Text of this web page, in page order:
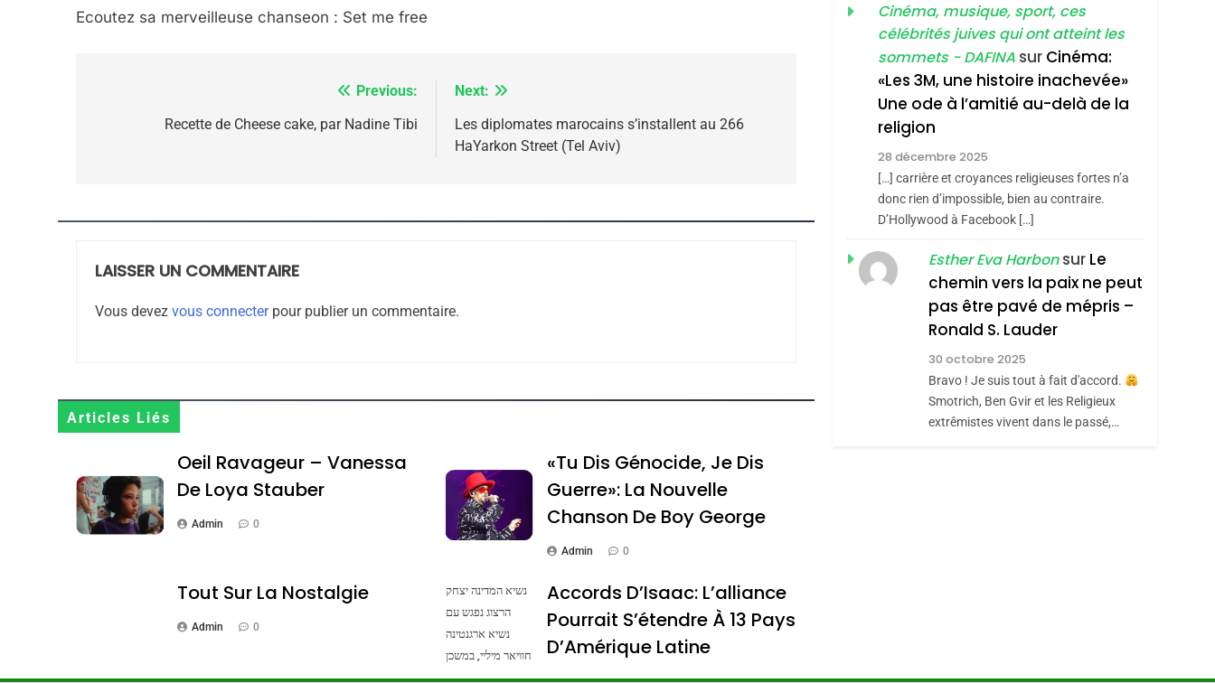
Ecoutez sa merveilleuse chanseon : Set me free
Previous:
Recette de Cheese cake, par Nadine Tibi
Next:
Les diplomates marocains s’installent au 266
HaYarkon Street (Tel Aviv)
LAISSER UN COMMENTAIRE
Vous devez vous connecterpour publier un commentaire.
Articles Liés
Oeil Ravageur – Vanessa
De Loya Stauber
Admin 0
«Tu Dis Génocide, Je Dis
Guerre»: La Nouvelle
Chanson De Boy George
Admin 0
Tout Sur La Nostalgie
Admin 0
נשיא המדינה יצחק
הרצוג נפגש עם
נשיא ארגנטינה
חוויאר מיליי, במשכן
הנשיא בירושלים.
Accords D’Isaac: L’alliance
Pourrait S’étendre À 13 Pays
D’Amérique Latine
Accords D’Isaac:
L’alliance Pourrait
S’étendre À 13 Pays
D’Amérique Latine
ISRAÉL JUDAISME
5
Meurtrière Selon Le
Rapport D’ADL
Contre
L’antisémitisme
FRANCE ISRAÉL
FIÈRE, DIGNE ET
RÉSILIENTE :
POURQUOI JE
REVENDIQUE MA
JUDAÏTE Par Thérèse
Zrihen-Dvir
ISRAÉL JUDAISME
CE QUI NOUS
MANQUE – Jacques
Hadida
JUDAISME
Maroc : Les Amandes
Cinéma, musique, sport, ces
célébrités juives qui ont atteint les
sommets - DAFINA sur Cinéma:
«Les 3M, une histoire inachevée»
Une ode à l’amitié au-delà de la
religion
28 décembre 2025
[…] carrière et croyances religieuses fortes n’a
donc rien d’impossible, bien au contraire.
D’Hollywood à Facebook […]
Esther Eva Harbonsur Le
chemin vers la paix ne peut
pas être pavé de mépris –
Ronald S. Lauder
30 octobre 2025
Bravo ! Je suis tout à fait d'accord.
Smotrich, Ben Gvir et les Religieux
extrêmistes vivent dans le passé,…
CE QUI NOUS MANQUE – Jacques Hadida
Terroir
1
Oeil Ravageur – Vanessa De Loya Stauber